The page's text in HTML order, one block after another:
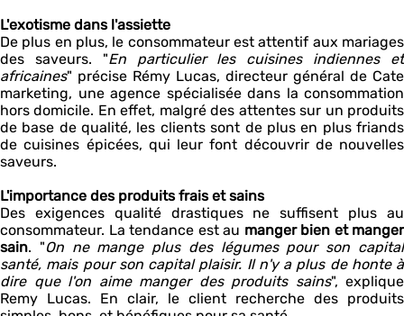
L'exotisme dans l'assiette
De plus en plus, le consommateur est attentif aux mariages
des saveurs. "En particulier les cuisines indiennes et
africaines" précise Rémy Lucas, directeur général de Cate
marketing, une agence spécialisée dans la consommation
hors domicile. En effet, malgré des attentes sur un produits
de base de qualité, les clients sont de plus en plus friands
de cuisines épicées, qui leur font découvrir de nouvelles
saveurs.
L'importance des produits frais et sains
Des exigences qualité drastiques ne suffisent plus au
consommateur. La tendance est au manger bien et manger
sain. "On ne mange plus des légumes pour son capital
santé, mais pour son capital plaisir. Il n'y a plus de honte à
dire que l'on aime manger des produits sains", explique
Remy Lucas. En clair, le client recherche des produits